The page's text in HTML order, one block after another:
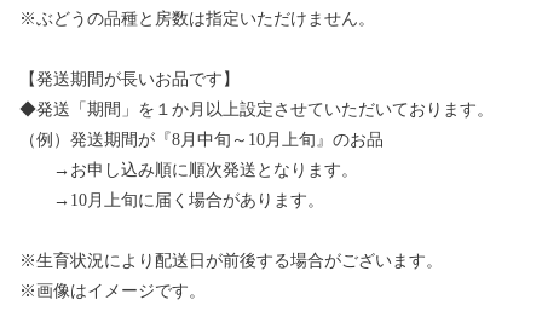
※ぶどうの品種と房数は指定いただけません。
【発送期間が長いお品です】
◆発送「期間」を１か月以上設定させていただいております。
（例）発送期間が『8月中旬～10月上旬』のお品
→お申し込み順に順次発送となります。
→10月上旬に届く場合があります。
※生育状況により配送日が前後する場合がございます。
※画像はイメージです。